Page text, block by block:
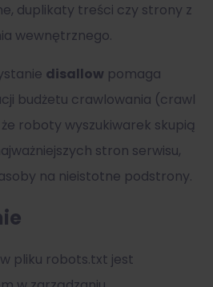
duplikaty treści czy strony z
wewnętrznego.
disallow pomaga
budżetu crawlowania (crawl
roboty wyszukiwarek skupią
stron serwisu,
na nieistotne podstrony.
w pliku robots.txt jest